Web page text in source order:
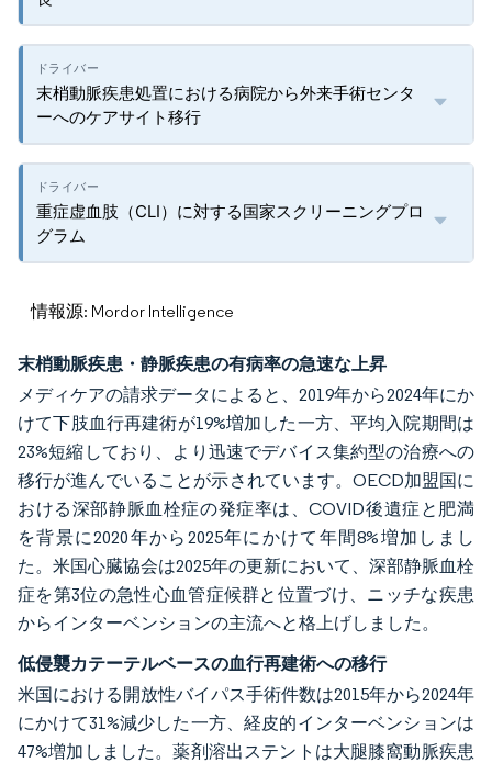
末梢動脈疾患処置における病院から外来手術センタ
ーへのケアサイト移行
重症虚血肢（CLI）に対する国家スクリーニングプロ
グラム
情報源: Mordor Intelligence
末梢動脈疾患・静脈疾患の有病率の急速な上昇
メディケアの請求データによると、2019年から2024年にか
けて下肢血行再建術が19%増加した一方、平均入院期間は
23%短縮しており、より迅速でデバイス集約型の治療への
移行が進んでいることが示されています。OECD加盟国に
おける深部静脈血栓症の発症率は、COVID後遺症と肥満
を背景に2020年から2025年にかけて年間8%増加しまし
た。米国心臓協会は2025年の更新において、深部静脈血栓
症を第3位の急性心血管症候群と位置づけ、ニッチな疾患
からインターベンションの主流へと格上げしました。
低侵襲カテーテルベースの血行再建術への移行
米国における開放性バイパス手術件数は2015年から2024年
にかけて31%減少した一方、経皮的インターベンションは
47%増加しました。薬剤溶出ステントは大腿膝窩動脈疾患